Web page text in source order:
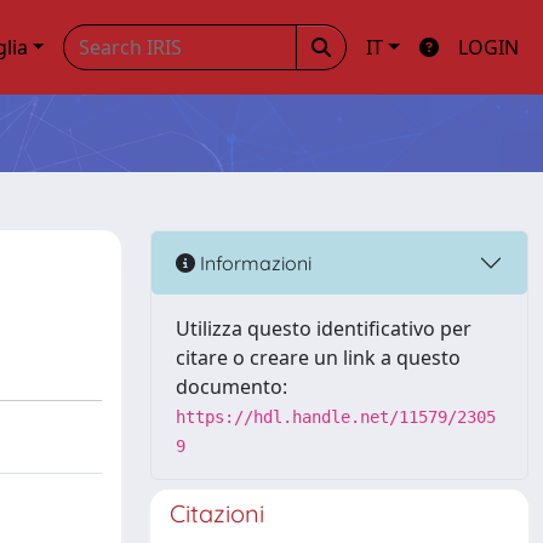
IT LOGIN
Informazioni
Utilizza questo identificativo per
citare o creare un link a questo
documento:
https://hdl.handle.net/11579/2305
9
Citazioni